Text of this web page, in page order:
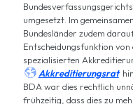
umgesetzt. Im
Bundesländer zudem
Entscheidungsfunktion von
spezialisierten
 Akkreditierungsrat
BDA war dies rechtlich
frühzeitig, dass dies zu